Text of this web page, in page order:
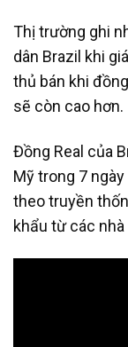
Thị trường ghi
dân Brazil khi
thủ bán khi
sẽ còn cao hơn.
Đồng Real của
Mỹ trong 7
theo truyền
khẩu từ các